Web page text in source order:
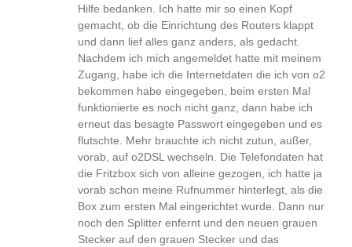
Hilfe bedanken. Ich hatte mir so einen Kopf
gemacht, ob die Einrichtung des Routers klappt
und dann lief alles ganz anders, als gedacht.
Nachdem ich mich angemeldet hatte mit meinem
Zugang, habe ich die Internetdaten die ich von o2
bekommen habe eingegeben, beim ersten Mal
funktionierte es noch nicht ganz, dann habe ich
erneut das besagte Passwort eingegeben und es
flutschte. Mehr brauchte ich nicht zutun, außer,
vorab, auf o2DSL wechseln. Die Telefondaten hat
die Fritzbox sich von alleine gezogen, ich hatte ja
vorab schon meine Rufnummer hinterlegt, als die
Box zum ersten Mal eingerichtet wurde. Dann nur
noch den Splitter enfernt und den neuen grauen
Stecker auf den grauen Stecker und das